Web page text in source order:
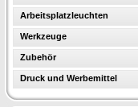
Arbeitsplatzleuchten
Werkzeuge
Zubehör
Druck und Werbemittel